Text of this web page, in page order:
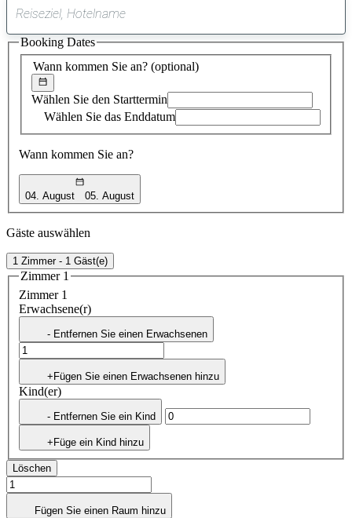
gefundener
Vorschlag
Wann kommen Sie an? (optional)
Wählen Sie den Starttermin
Wählen Sie das Enddatum
Wann kommen Sie an?
04. August 05. August
Booking Dates
Gäste auswählen
1 Zimmer - 1 Gäst(e)
Zimmer 1
Zimmer 1
Erwachsene(r)
- Entfernen Sie einen Erwachsenen
+Fügen Sie einen Erwachsenen hinzu
Kind(er)
- Entfernen Sie ein Kind
+Füge ein Kind hinzu
Löschen
Fügen Sie einen Raum hinzu